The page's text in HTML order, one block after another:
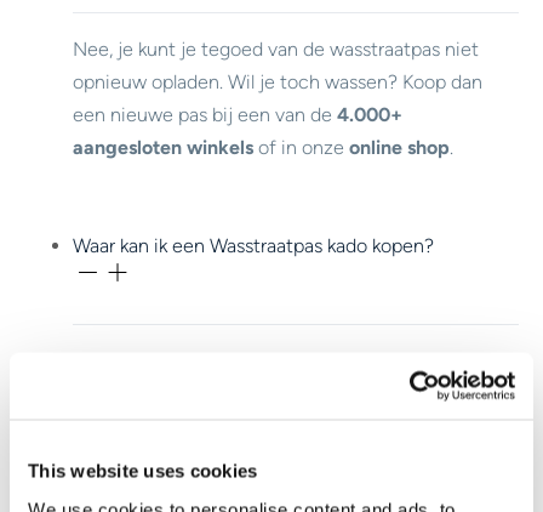
This website uses cookies
Nee, je kunt je tegoed van de wasstraatpas niet
opnieuw opladen. Wil je toch wassen? Koop dan
een nieuwe pas bij een van de 4.000+
aangesloten winkels of in onze online shop
Waar kan ik een Wasstraatpas kado kopen?